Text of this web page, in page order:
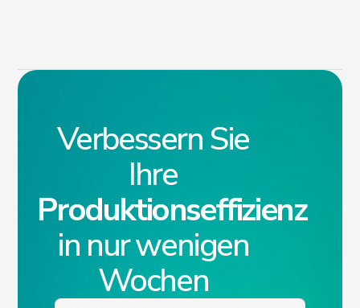
Verbessern Sie
Ihre
Produktionseffizienz
in nur wenigen
Wochen